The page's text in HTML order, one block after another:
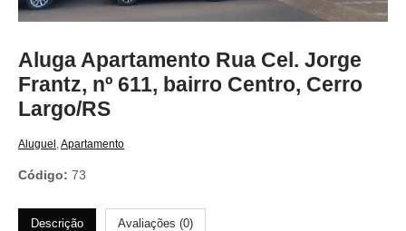
Aluga Apartamento Rua Cel. Jorge
Frantz, nº 611, bairro Centro, Cerro
Largo/RS
Aluguel Apartamento
Código: 73
Descrição Avaliações (0)